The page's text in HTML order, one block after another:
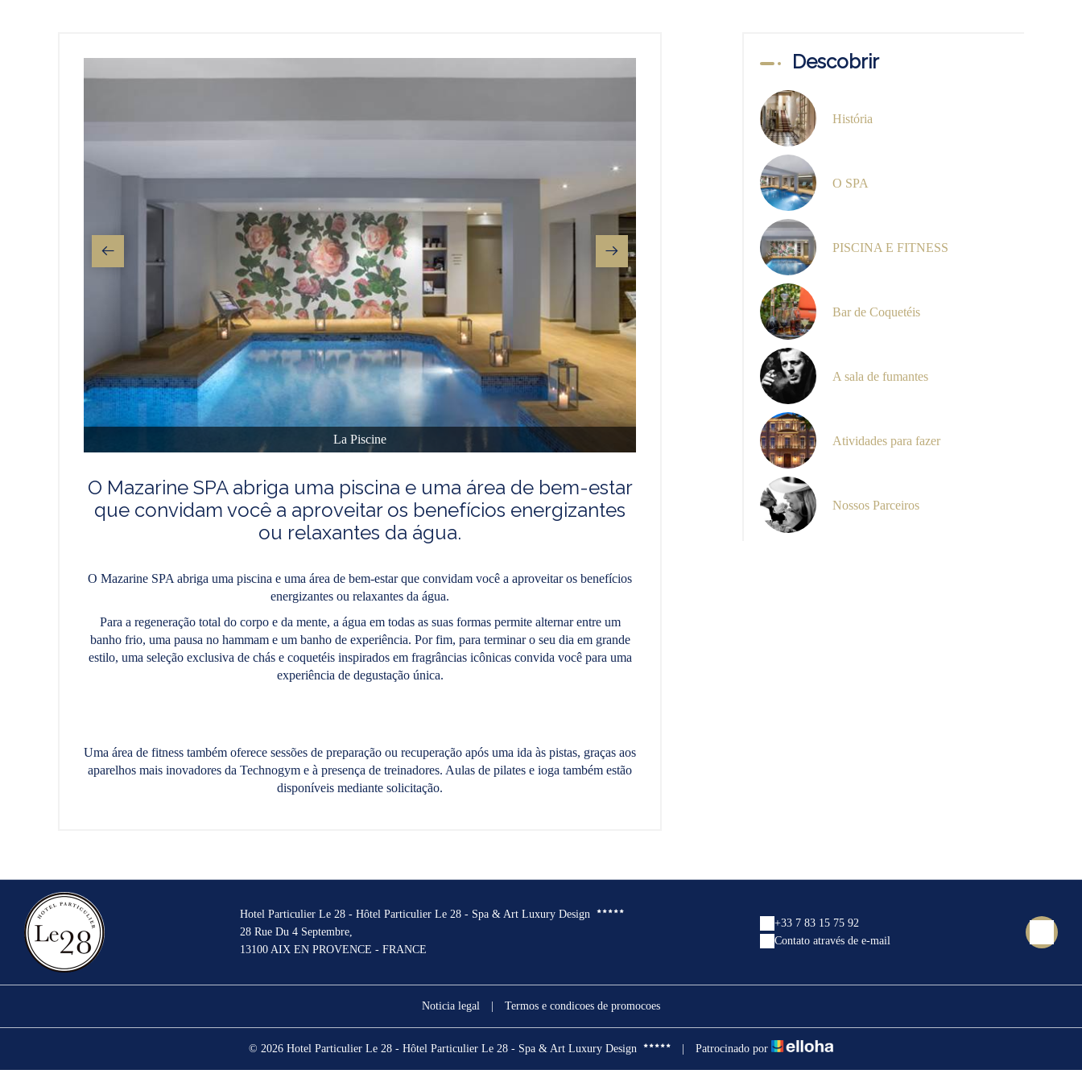
La Piscine La Piscine
O Mazarine SPA abriga uma piscina e uma área de bem-estar
que convidam você a aproveitar os benefícios energizantes
ou relaxantes da água.
O Mazarine SPA abriga uma piscina e uma área de bem-estar que convidam você a aproveitar os benefícios
energizantes ou relaxantes da água.
Para a regeneração total do corpo e da mente, a água em todas as suas formas permite alternar entre um
banho frio, uma pausa no hammam e um banho de experiência. Por fim, para terminar o seu dia em grande
estilo, uma seleção exclusiva de chás e coquetéis inspirados em fragrâncias icônicas convida você para uma
experiência de degustação única.
Uma área de fitness também oferece sessões de preparação ou recuperação após uma ida às pistas, graças aos
aparelhos mais inovadores da Technogym e à presença de treinadores. Aulas de pilates e ioga também estão
disponíveis mediante solicitação.
Descobrir
História
O SPA
PISCINA E FITNESS
Bar de Coquetéis
A sala de fumantes
Atividades para fazer
Nossos Parceiros
Hotel Particulier Le 28 - Hôtel Particulier Le 28 - Spa & Art Luxury Design
28 Rue Du 4 Septembre,
13100 AIX EN PROVENCE - FRANCE
+33 7 83 15 75 92
Contato através de e-mail
Noticia legal Termos e condicoes de promocoes
© 2026 Hotel Particulier Le 28 - Hôtel Particulier Le 28 - Spa & Art Luxury Design Patrocinado por